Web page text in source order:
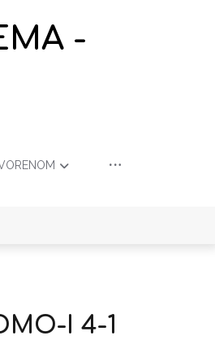
-
I 4-1